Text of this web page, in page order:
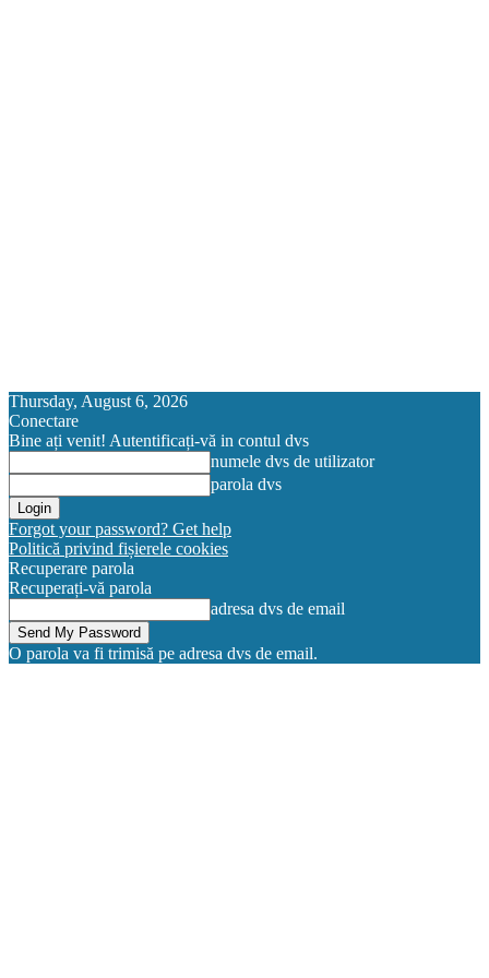
Thursday, August 6, 2026
Conectare
Bine ați venit! Autentificați-vă in contul dvs
numele dvs de utilizator
parola dvs
Forgot your password? Get help
Politică privind fișierele cookies
Recuperare parola
Recuperați-vă parola
adresa dvs de email
O parola va fi trimisă pe adresa dvs de email.